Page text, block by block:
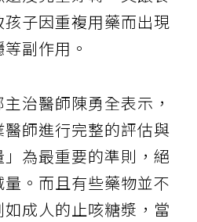
子因重複用藥而出現
副作用。
治醫師陳勇全表示，
師進行完整的評估與
為最重要的準則，絕
。而且有些藥物並不
成人的止咳糖漿，當